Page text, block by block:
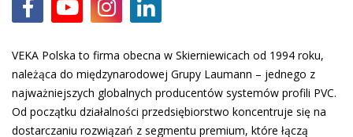
VEKA Polska to firma obecna w Skierniewicach od 1994 roku,
należąca do międzynarodowej Grupy Laumann – jednego z
najważniejszych globalnych producentów systemów profili PVC.
Od początku działalności przedsiębiorstwo koncentruje się na
dostarczaniu rozwiązań z segmentu premium, które łączą